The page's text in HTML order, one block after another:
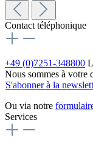
Contact téléphonique
+49 (0)7251-348800
Nous sommes à votre
S'abonner à la
Ou via notre
Services